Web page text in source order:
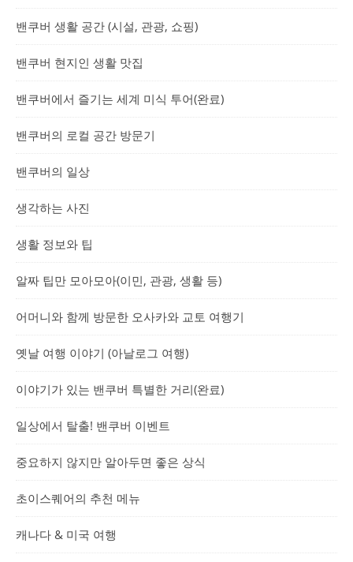
밴쿠버 생활 공간 (시설, 관광, 쇼핑)
밴쿠버 현지인 생활 맛집
밴쿠버에서 즐기는 세계 미식 투어(완료)
밴쿠버의 로컬 공간 방문기
밴쿠버의 일상
생각하는 사진
생활 정보와 팁
알짜 팁만 모아모아(이민, 관광, 생활 등)
어머니와 함께 방문한 오사카와 교토 여행기
옛날 여행 이야기 (아날로그 여행)
이야기가 있는 밴쿠버 특별한 거리(완료)
일상에서 탈출! 밴쿠버 이벤트
중요하지 않지만 알아두면 좋은 상식
초이스퀘어의 추천 메뉴
캐나다 & 미국 여행